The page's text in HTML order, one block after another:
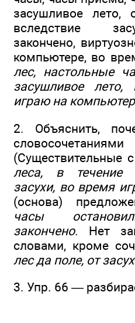
засушливое лето,
вследствие
закончено,
компьютере, во
лес, настольные
засушливое лето,
играю на
2. Объяснить,
(Существительные
леса, в течение
засухи, во время
(основа)
часы
закончено. Нет
словами, кроме
лес да поле, от
3. Упр. 66 —